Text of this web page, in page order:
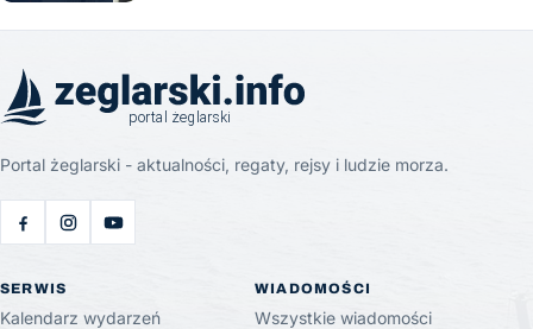
Portal żeglarski - aktualności, regaty, rejsy i ludzie morza.
SERWIS
Kalendarz wydarzeń
WIADOMOŚCI
Wszystkie wiadomości